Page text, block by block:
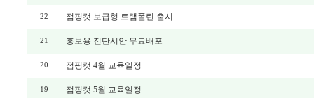
22 점핑캣 보급형 트램폴린 출시
21 홍보용 전단시안 무료배포
20 점핑캣 4월 교육일정
19 점핑캣 5월 교육일정